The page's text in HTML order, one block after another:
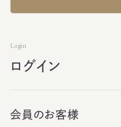
Login
ログイン
会員のお客様